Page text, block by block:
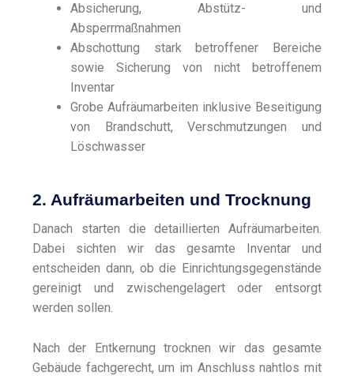
Absicherung, Abstütz- und
Absperrmaßnahmen
Abschottung stark betroffener Bereiche
sowie Sicherung von nicht betroffenem
Inventar
Grobe Aufräumarbeiten inklusive Beseitigung
von Brandschutt, Verschmutzungen und
Löschwasser
2. Aufräumarbeiten und Trocknung
Danach starten die detaillierten Aufräumarbeiten.
Dabei sichten wir das gesamte Inventar und
entscheiden dann, ob die Einrichtungsgegenstände
gereinigt und zwischengelagert oder entsorgt
werden sollen.
Nach der Entkernung trocknen wir das gesamte
Gebäude fachgerecht, um im Anschluss nahtlos mit